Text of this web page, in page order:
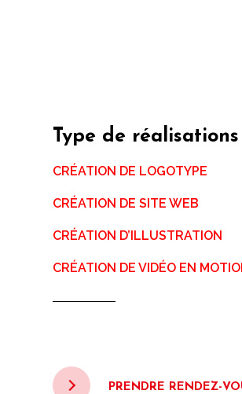
Type de réalisations
CRÉATION DE LOGOTYPE
CRÉATION DE SITE WEB
CRÉATION D’ILLUSTRATION
CRÉATION DE VIDÉO EN
PRENDRE RENDEZ-